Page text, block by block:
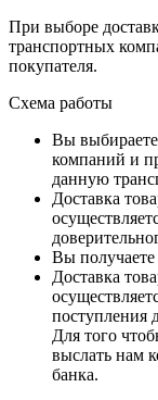
При выборе
транспортных
покупателя.
Схема работы
Вы
компаний и
данную
Доставка
Вы получаете
Доставка
поступления
Для того
выслать нам
банка.